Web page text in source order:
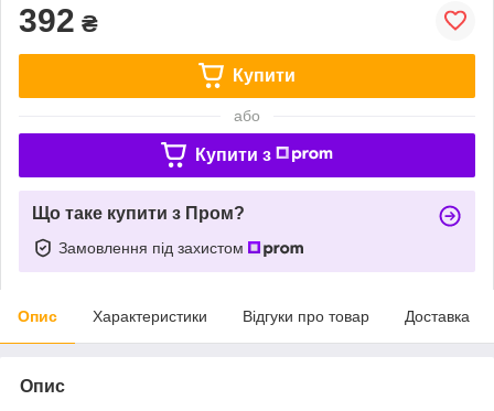
392 ₴
Купити
або
Купити з
Що таке купити з Пром?
Замовлення під захистом
Опис Характеристики Відгуки про товар Доставка
Опис